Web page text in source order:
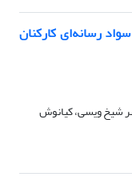
رسانه‌ای کارکنان
شیخ ویسی، کیانوش